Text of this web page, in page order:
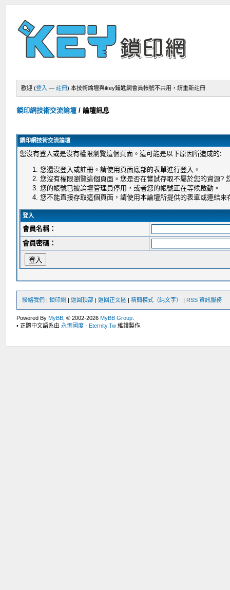
歡迎 (登入 —註冊) 本技術論壇與ikey鑰匙網會員帳號不共用，請重新註冊
鎖印網技術交流論壇 /論壇訊息
鎖印網技術交流論壇
您沒有登入或是沒有權限瀏覽這個頁面。這可能是以下原因所造成的:
您還沒登入或註冊。請使用頁面底部的表單進行登入。
您沒有權限瀏覽這個頁面。您是否在嘗試存取不屬於您的資源?
您的帳號已被論壇管理員停用，或者您的帳號正在等候啟動。
您不能直接存取這個頁面，請使用本論壇所提供的表單或連結來
登入
會員名稱：
會員密碼：
聯絡我們 |鎖印網 |返回頂部 |返回正文區 |精簡模式（純文字） | RSS 資訊服務
Powered ByMyBB , © 2002-2026MyBB Group
• 正體中文語系由永恆國度 - Eternity.Tw 維護製作.